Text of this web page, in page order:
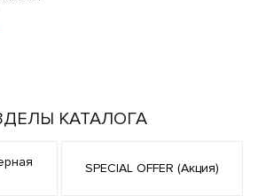
КАТАЛОГА
SPECIAL OFFER (Акция)